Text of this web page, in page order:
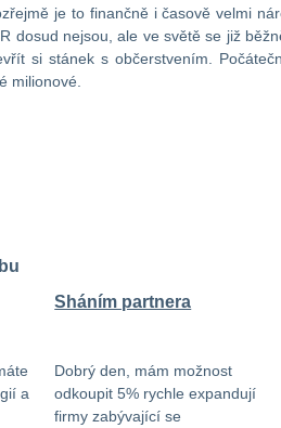
je to finančně i časově velmi
dosud nejsou, ale ve světě se již
si stánek s občerstvením.
milionové.
a
Sháním partnera
Dobrý den, mám možnost
odkoupit 5% rychle expandují
firmy zabývající se